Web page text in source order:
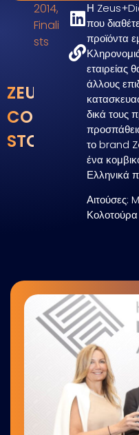
ZEUS+DIONE
CONCEPT
STORE
2014,
Finali
sts
Η
που
προϊόντα
εταιρείας
άλλους
δικά τους
το brand
ένα
Ελληνικά
Αιτούσες:
Κολοτούρα